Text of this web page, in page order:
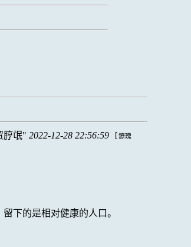
脝氓 2022-12-28 22:56:59 [鐐瑰
下的是相对健康的人口。